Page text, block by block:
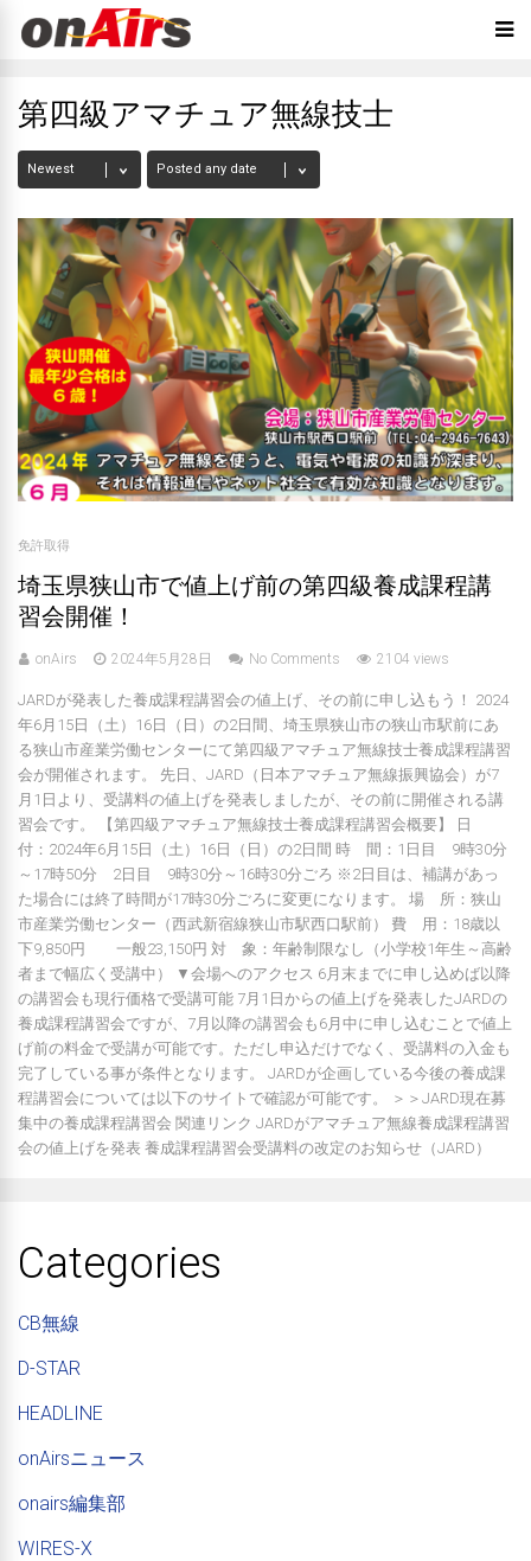
第四級アマチュア無線技士
免許取得
埼玉県狭山市で値上げ前の第四級養成課程講
習会開催！
onAirs 2024年5月28日 No Comments 2104 views
JARDが発表した養成課程講習会の値上げ、その前に申し込もう！ 2024
年6月15日（土）16日（日）の2日間、埼玉県狭山市の狭山市駅前にあ
る狭山市産業労働センターにて第四級アマチュア無線技士養成課程講習
会が開催されます。 先日、JARD（日本アマチュア無線振興協会）が7
月1日より、受講料の値上げを発表しましたが、その前に開催される講
習会です。 【第四級アマチュア無線技士養成課程講習会概要】 日
付：2024年6月15日（土）16日（日）の2日間 時 間：1日目 9時30分
～17時50分 2日目 9時30分～16時30分ごろ ※2日目は、補講があっ
た場合には終了時間が17時30分ごろに変更になります。 場 所：狭山
市産業労働センター（西武新宿線狭山市駅西口駅前） 費 用：18歳以
下9,850円 一般23,150円 対 象：年齢制限なし（小学校1年生～高齢
者まで幅広く受講中） ▼会場へのアクセス 6月末までに申し込めば以降
の講習会も現行価格で受講可能 7月1日からの値上げを発表したJARDの
養成課程講習会ですが、7月以降の講習会も6月中に申し込むことで値上
げ前の料金で受講が可能です。ただし申込だけでなく、受講料の入金も
完了している事が条件となります。 JARDが企画している今後の養成課
程講習会については以下のサイトで確認が可能です。 ＞＞JARD現在募
集中の養成課程講習会 関連リンク JARDがアマチュア無線養成課程講習
会の値上げを発表 養成課程講習会受講料の改定のお知らせ（JARD）
Categories
CB無線
D-STAR
HEADLINE
onAirsニュース
onairs編集部
WIRES-X